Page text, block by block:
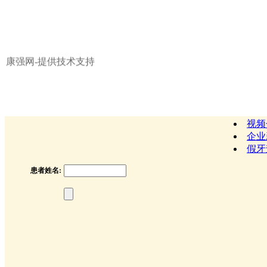
康强网-提供技术支持
视
企
假
患者姓名: